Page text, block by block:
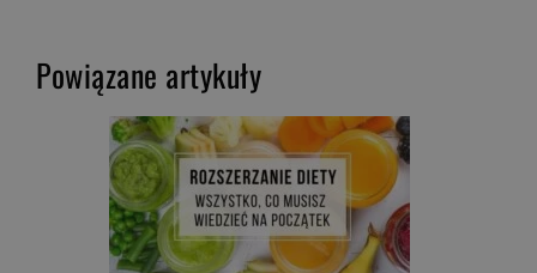
Powiązane artykuły